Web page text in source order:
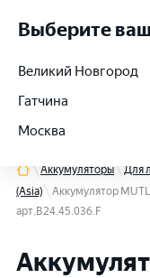
+7 (812) 564-54-91
Аккумуляторы Для
(Asia)
Аккумулятор
арт.B24.45.036.F
Выберите
Великий Новгород
Гатчина
Москва